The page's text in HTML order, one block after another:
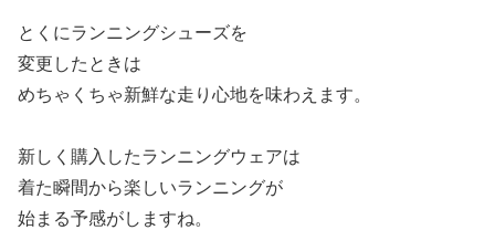
とくにランニングシューズを
変更したときは
めちゃくちゃ新鮮な走り心地を味わえます。
新しく購入したランニングウェアは
着た瞬間から楽しいランニングが
始まる予感がしますね。